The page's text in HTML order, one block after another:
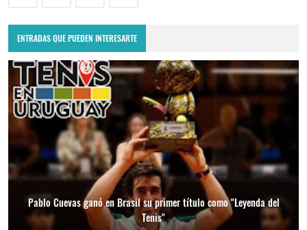
ENTRADAS QUE PUEDEN INTERESARTE
Pablo Cuevas ganó en Brasil su primer título como "Leyenda del
Tenis"